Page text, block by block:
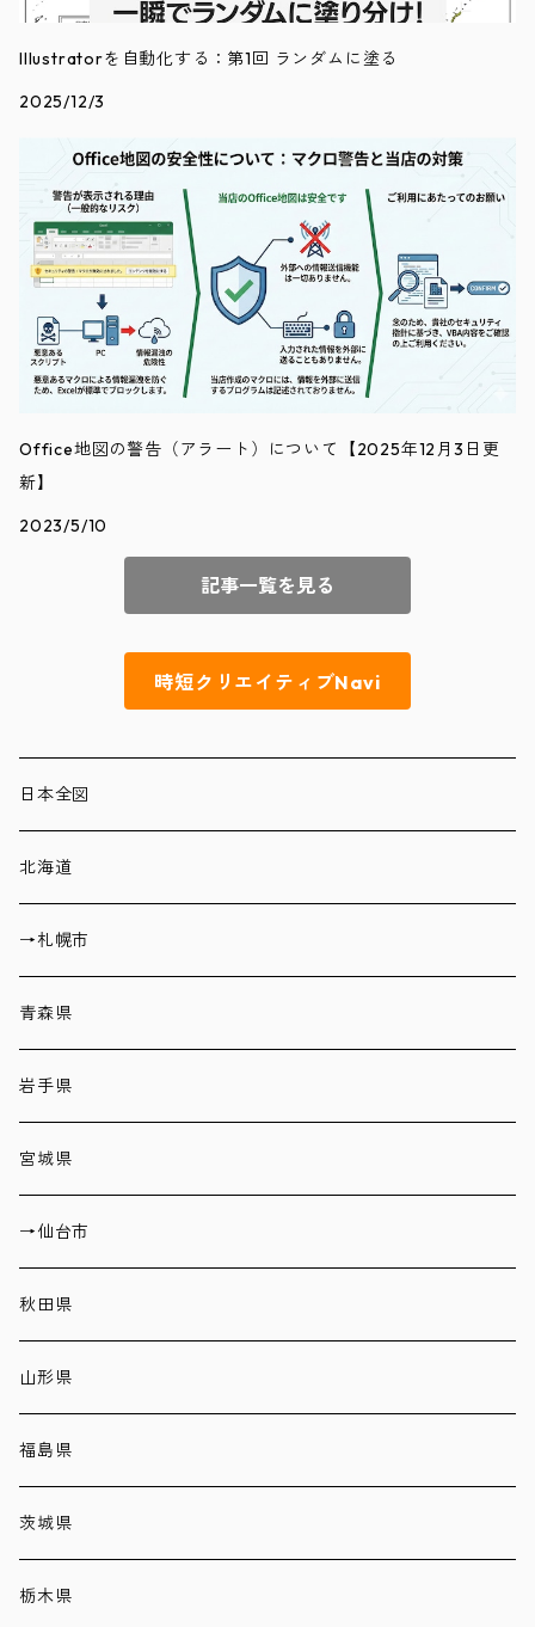
Illustratorを自動化する：第1回 ランダムに塗る
2025/12/3
Office地図の警告（アラート）について【2025年12月3日更
新】
2023/5/10
記事一覧を見る
時短クリエイティブNavi
日本全図
北海道
→札幌市
青森県
岩手県
宮城県
→仙台市
秋田県
山形県
福島県
茨城県
栃木県